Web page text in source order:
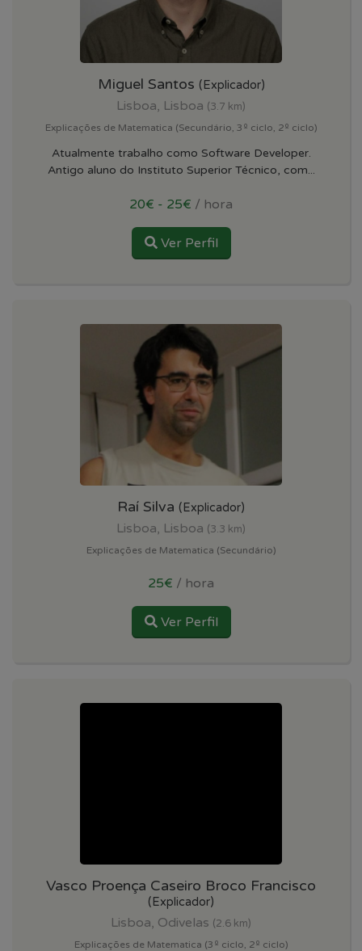
Miguel Santos (Explicador)
Lisboa, Lisboa (3.7 km)
Explicações de Matematica (Secundário, 3º ciclo, 2º ciclo)
Atualmente trabalho como Software Developer.
Antigo aluno do Instituto Superior Técnico, com...
20€ - 25€ / hora
Ver Perfil
Raí Silva (Explicador)
Lisboa, Lisboa (3.3 km)
Explicações de Matematica (Secundário)
25€ / hora
Ver Perfil
Vasco Proença Caseiro Broco Francisco
(Explicador)
Lisboa, Odivelas (2.6 km)
Explicações de Matematica (3º ciclo, 2º ciclo)